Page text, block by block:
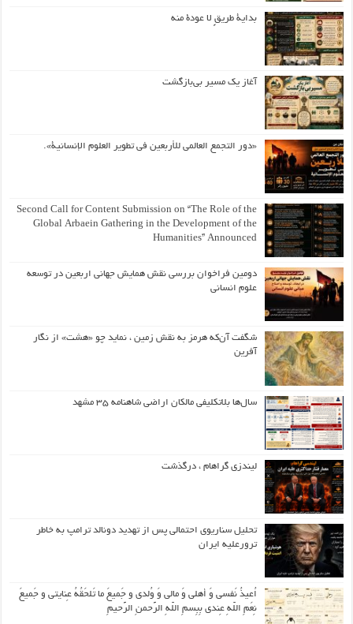
بداية طريقٍ لا عودة منه
آغاز یک مسیر بی‌بازگشت
«دور التجمع العالمي للأربعين في تطوير العلوم الإنسانية».
Second Call for Content Submission on “The Role of the
Global Arbaein Gathering in the Development of the
Humanities” Announced
دومین فراخوان بررسی نقش همایش جهانی اربعین در توسعه
علوم انسانی
شگفت آن‌که هرمز به نقش زمین ، نماید چو «هشت» از نگار
آفرین
سال‌ها بلاتکلیفی مالکان اراضی شاهنامه ۳۵ مشهد
لیندزی گراهام ، درگذشت
تحلیل سناریوی احتمالی پس از تهدید دونالد ترامپ به خاطر
ترورعلیه ایران
اُعیذُ نَفسی وَ أهلی وَ مالی وَ وُلدی و جَمیعَ ما تَلحَقُهُ عِنایتی و جَمیعَ
نِعَمِ اللّهِ عِندی بِبِسمِ اللّهِ الرَّحمنِ الرَّحیمِ